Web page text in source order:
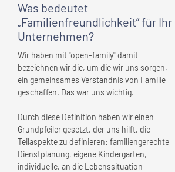
Was bedeutet
„Familienfreundlichkeit” für Ihr
Unternehmen?
Wir haben mit "open-family" damit
bezeichnen wir die, um die wir uns sorgen,
ein gemeinsames Verständnis von Familie
geschaffen. Das war uns wichtig.
Durch diese Definition haben wir einen
Grundpfeiler gesetzt, der uns hilft, die
Teilaspekte zu definieren: familiengerechte
Dienstplanung, eigene Kindergärten,
individuelle, an die Lebenssituation